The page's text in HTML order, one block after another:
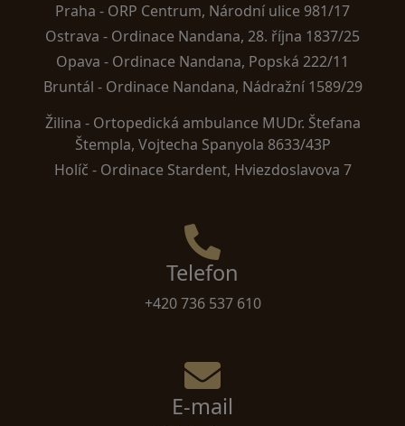
Praha - ORP Centrum, Národní ulice 981/17
Ostrava - Ordinace Nandana, 28. října 1837/25
Opava - Ordinace Nandana, Popská 222/11
Bruntál - Ordinace Nandana, Nádražní 1589/29
Žilina - Ortopedická ambulance MUDr. Štefana
Štempla, Vojtecha Spanyola 8633/43P
Holíč - Ordinace Stardent, Hviezdoslavova 7
Telefon
+420 736 537 610
E-mail